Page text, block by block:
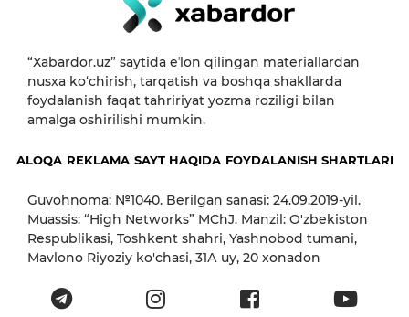
“Xabardor.uz” saytida eʼlon qilingan materiallardan
nusxa ko‘chirish, tarqatish va boshqa shakllarda
foydalanish faqat tahririyat yozma roziligi bilan
amalga oshirilishi mumkin.
ALOQA REKLAMA SAYT HAQIDA FOYDALANISH SHARTLARI
Guvohnoma: №1040. Berilgan sanasi: 24.09.2019-yil.
Muassis: “High Networks” MChJ. Manzil: O'zbekiston
Respublikasi, Toshkent shahri, Yashnobod tumani,
Mavlono Riyoziy ko'chasi, 31А uy, 20 xonadon